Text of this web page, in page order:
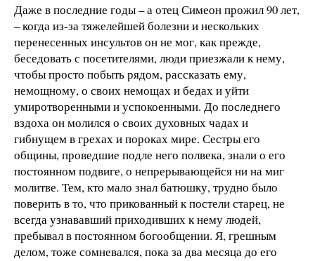
Даже в последние годы – а отец Симеон прожил 90 лет,
– когда из-за тяжелейшей болезни и нескольких
перенесенных инсультов он не мог, как прежде,
беседовать с посетителями, люди приезжали к нему,
чтобы просто побыть рядом, рассказать ему,
немощному, о своих немощах и бедах и уйти
умиротворенными и успокоенными. До последнего
вздоха он молился о своих духовных чадах и
гибнущем в грехах и пороках мире. Сестры его
общины, проведшие подле него полвека, знали о его
постоянном подвиге, о непрерывающейся ни на миг
молитве. Тем, кто мало знал батюшку, трудно было
поверить в то, что прикованный к постели старец, не
всегда узнававший приходивших к нему людей,
пребывал в постоянном богообщении. Я, грешным
делом, тоже сомневался, пока за два месяца до его